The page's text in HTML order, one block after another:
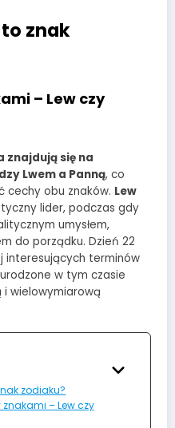
znak
– Lew czy
znajdują się na
Lwem a Panną, co
cechy obu znaków. Lew
lider, podczas gdy
umysłem,
do porządku. Dzień 22
interesujących terminów
w tym czasie
i wielowymiarową
zodiaku?
– Lew czy